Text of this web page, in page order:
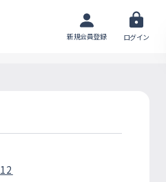
新規会員登録 ログイン